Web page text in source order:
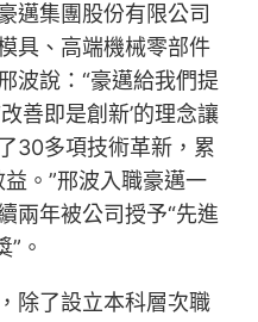
邁集團股份有限公司
具、高端機械零部件
波說：“豪邁給我們提
善即是創新’的理念讓
30多項技術革新，累
。”邢波入職豪邁一
兩年被公司授予“先進
。
除了設立本科層次職